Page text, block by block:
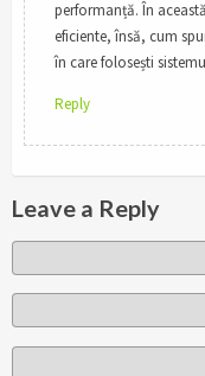
performanță. În
eficiente, însă, cum
în care folosești
Reply
Leave a Reply